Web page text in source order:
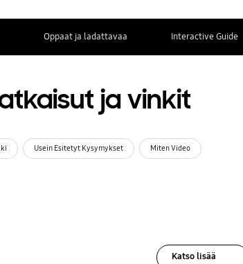
Oppaat ja ladattavaa Interactive Guide
ja vinkit
Usein Esitetyt Kysymykset Miten Video
Katso lisää